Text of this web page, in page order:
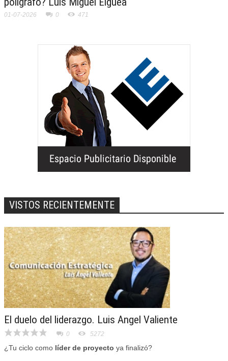
01-07-2026 0 471
VISTOS RECIENTEMENTE
El duelo del liderazgo. Luis Angel Valiente
0 5272
¿Tu ciclo como líder de proyecto ya finalizó?